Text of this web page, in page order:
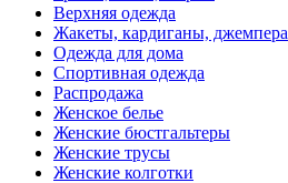
Верхняя одежда
Жакеты, кардиганы, джемпера
Одежда для дома
Спортивная одежда
Распродажа
Женское белье
Женские бюстгальтеры
Женские трусы
Женские колготки